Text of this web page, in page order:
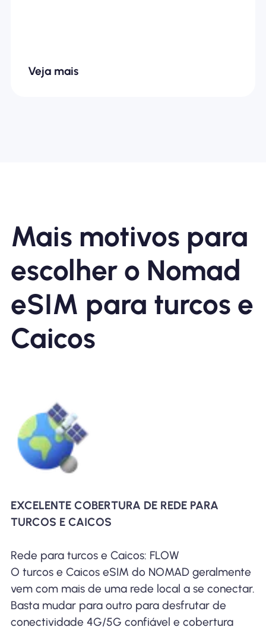
Veja mais
Mais motivos para
escolher o Nomad
eSIM para turcos e
Caicos
EXCELENTE COBERTURA DE REDE PARA
TURCOS E CAICOS
Rede para turcos e Caicos: FLOW
O turcos e Caicos eSIM do NOMAD geralmente
vem com mais de uma rede local a se conectar.
Basta mudar para outro para desfrutar de
conectividade 4G/5G confiável e cobertura